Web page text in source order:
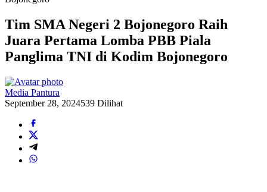
Tim SMA Negeri 2 Bojonegoro Raih
Juara Pertama Lomba PBB Piala
Panglima TNI di Kodim Bojonegoro
Media Pantura
September 28, 2024539 Dilihat